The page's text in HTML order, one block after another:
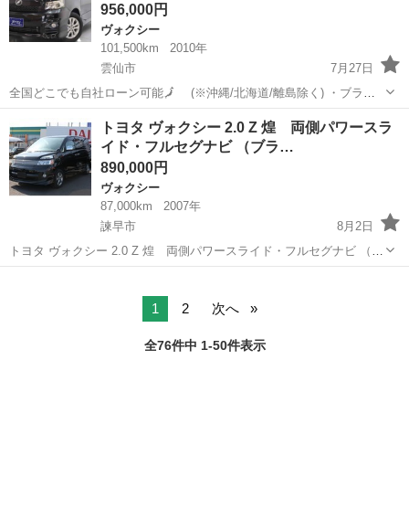
956,000円
ヴォクシー
101,500km
2010年
雲仙市
7月27日
全国どこでも自社ローン可能🗾 (※沖縄/北海道/離島除く) ・ブラッ
クリスト入り😞 ・自己破産/債務整理の経験がある😱 ・自営業/個人事
業主😥 ・転職したばかり/勤続年数が短い😭 →ご安心ください！オ
ト...
ヴォクシー
トヨタ ヴォクシー 2.0 Z 煌 両側パワースラ
イド・フルセグナビ （ブラ…
890,000円
ヴォクシー
87,000km
2007年
諫早市
8月2日
トヨタ ヴォクシー 2.0 Z 煌 両側パワースライド・フルセグナビ （ブ
ラック） ミニバン 本体価格 890,000円 支払総額 1,030,000円 年式(初
1 2 次へ
全76件中 1-50件表示